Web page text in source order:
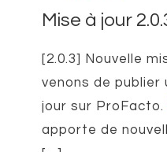
Mise à jour
[2.0.3] Nouvelle
venons de publier
jour sur ProFacto.
apporte de